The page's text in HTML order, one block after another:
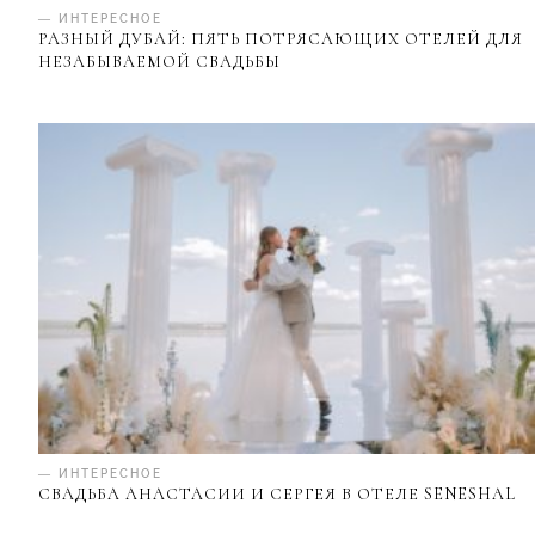
— ИНТЕРЕСНОЕ
РАЗНЫЙ ДУБАЙ: ПЯТЬ ПОТРЯСАЮЩИХ ОТЕЛЕЙ ДЛЯ
НЕЗАБЫВАЕМОЙ СВАДЬБЫ
— ИНТЕРЕСНОЕ
СВАДЬБА АНАСТАСИИ И СЕРГЕЯ В ОТЕЛЕ SENESHAL